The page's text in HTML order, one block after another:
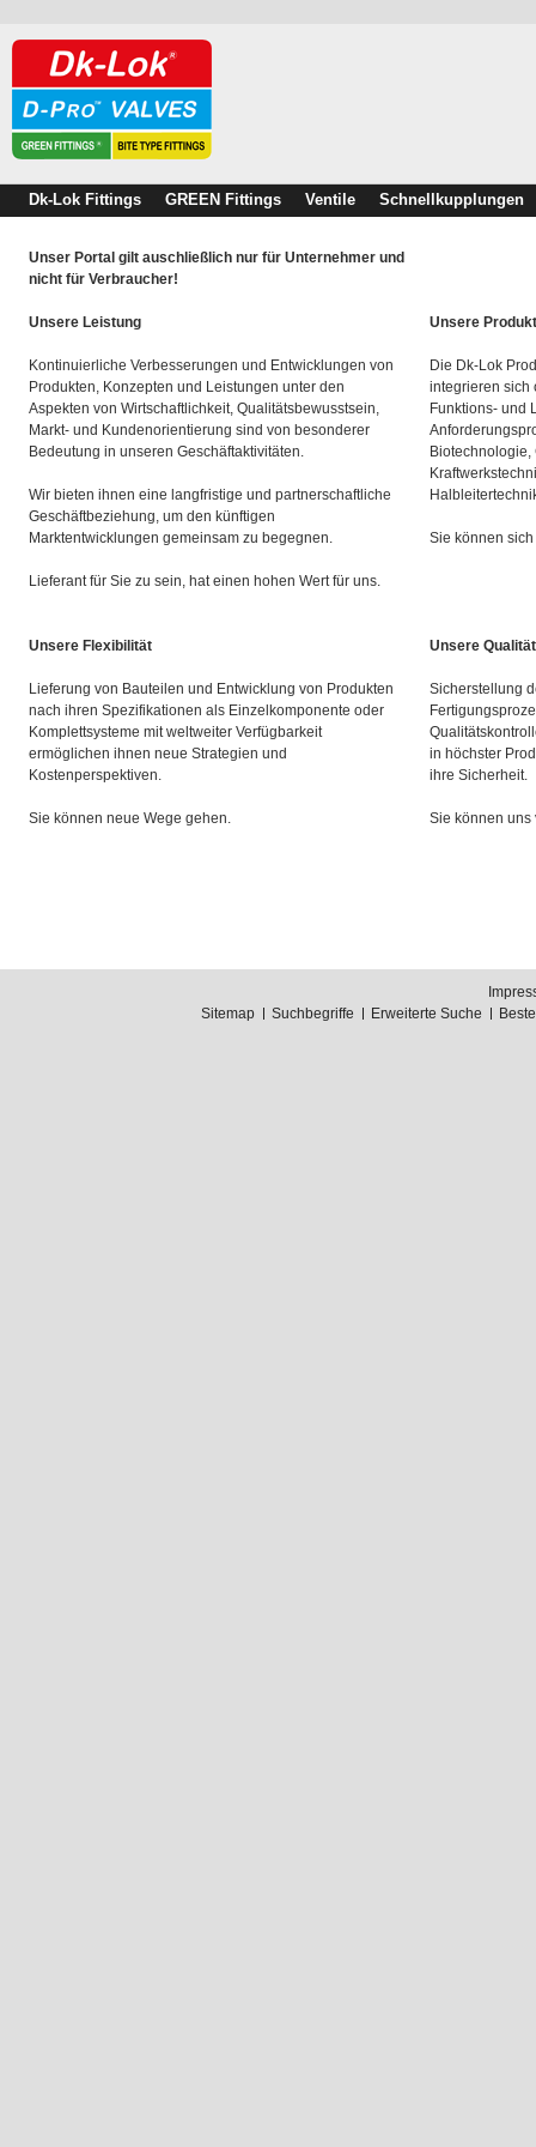
Dk-Lok Fittings GREEN Fittings Ventile Schnellkupplungen
Unser Portal gilt auschließlich nur für Unternehmer und
nicht für Verbraucher!
Unsere Leistung
Kontinuierliche Verbesserungen und Entwicklungen von
Produkten, Konzepten und Leistungen unter den
Aspekten von Wirtschaftlichkeit, Qualitätsbewusstsein,
Markt- und Kundenorientierung sind von besonderer
Bedeutung in unseren Geschäftaktivitäten.
Wir bieten ihnen eine langfristige und partnerschaftliche
Geschäftbeziehung, um den künftigen
Marktentwicklungen gemeinsam zu begegnen.
Lieferant für Sie zu sein, hat einen hohen Wert für uns.
Unsere
Die Dk-Lok
integrieren sich
Funktions- und
Sie können
Unsere Flexibilität
Lieferung von Bauteilen und Entwicklung von Produkten
nach ihren Spezifikationen als Einzelkomponente oder
Komplettsysteme mit weltweiter Verfügbarkeit
ermöglichen ihnen neue Strategien und
Kostenperspektiven.
Sie können neue Wege gehen.
Unsere Qualität
Sicherstellung
in höchster
ihre Sicherheit.
Sie können uns
Sitemap
Suchbegriffe Erweiterte Suche